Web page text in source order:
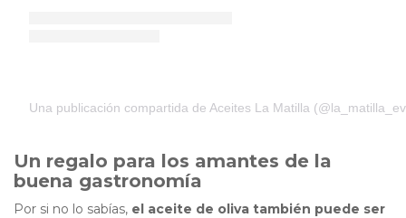
Una publicación compartida de Aceites La Matilla
Un regalo para los amantes de la
buena gastronomía
Por si no lo sabías, el aceite de oliva también puede ser